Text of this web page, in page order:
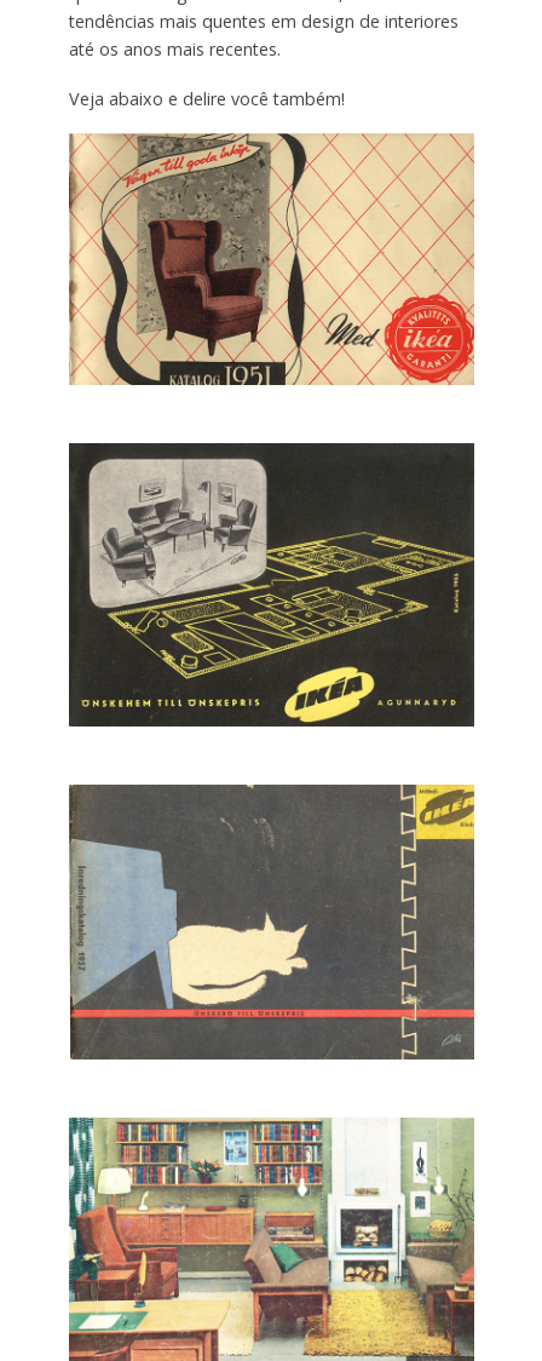
tendências mais quentes em design de interiores
até os anos mais recentes.
Veja abaixo e delire você também!